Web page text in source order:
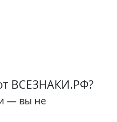
ВСЕЗНАКИ.РФ?
— вы не